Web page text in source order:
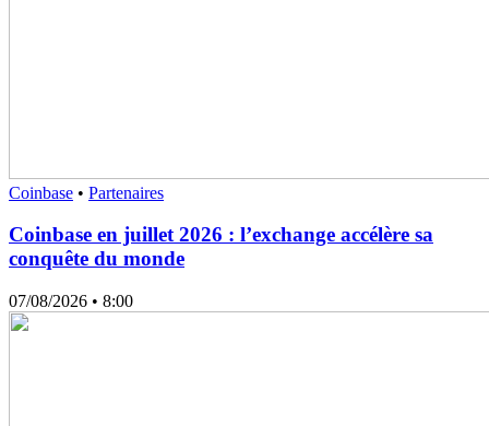
Coinbase • Partenaires
Coinbase en juillet 2026 : l’exchange accélère sa
conquête du monde
07/08/2026 • 8:00